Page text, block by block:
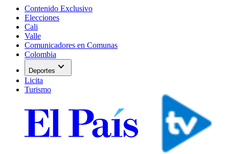
Contenido Exclusivo
Elecciones
Cali
Valle
Comunicadores en Comunas
Colombia
Deportes expand_more
Licita
Turismo